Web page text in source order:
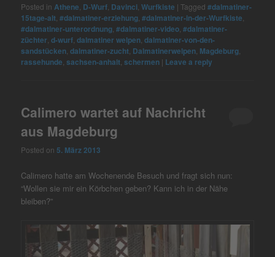
powered byUsercentrics Consent
Management Platform&eRecht24
Posted in Athene D-Wurf Davinci ,Wurfkiste |Tagged #dalmatiner-
15tage-alt ,#dalmatiner-erziehung ,#dalmatiner-in-der-Wurfkiste
#dalmatiner-unterordnung ,#dalmatiner-video ,#dalmatiner-
züchter ,d-wurf ,dalmatiner welpen ,dalmatiner-von-den-
sandstücken ,dalmatiner-zucht Dalmatinerwelpen Magdeburg
rassehunde ,sachsen-anhalt ,schermen | Leave a reply
Calimero wartet auf Nachricht
aus Magdeburg
Posted on5. März 2013
Calimero hatte am Wochenende Besuch und fragt sich nun:
“Wollen sie mir ein Körbchen geben? Kann ich in der Nähe
bleiben?”